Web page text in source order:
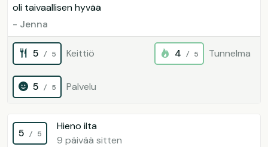
- Jenna
5 / 5 Keittiö 4 / 5 Tunnelma
5 / 5 Palvelu
5 / 5
Hieno ilta
9 päivää sitten